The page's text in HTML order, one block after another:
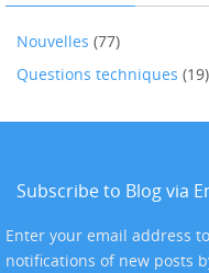
Nouvelles (77)
Questions techniques (19)
Subscribe to Blog via
Enter your email address
notifications of new posts